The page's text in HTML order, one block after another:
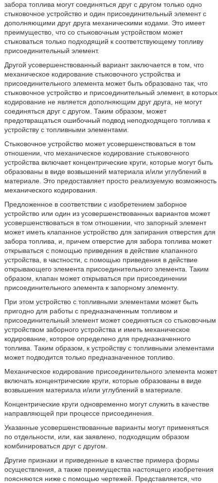
забора топлива могут соединяться друг с другом только одно
стыковочное устройство и один присоединительный элемент с
дополняющими друг друга механическими кодами. Это имеет
преимущество, что со стыковочным устройством может
стыковаться только подходящий к соответствующему топливу
присоединительный элемент.
Другой усовершенствованный вариант заключается в том, что
механическое кодирование стыковочного устройства и
присоединительного элемента может быть образовано так, что
стыковочное устройство и присоединительный элемент, в которых
кодирование не является дополняющим друг друга, не могут
соединяться друг с другом. Таким образом, может
предотвращаться ошибочный подвод неподходящего топлива к
устройству с топливными элементами.
Стыковочное устройство может усовершенствоваться в том
отношении, что механическое кодирование стыковочного
устройства включает концентрические круги, которые могут быть
образованы в виде возвышений материала и/или углублений в
материале. Это предоставляет просто реализуемую возможность
механического кодирования.
Предложенное в соответствии с изобретением заборное
устройство или один из усовершенствованных вариантов может
усовершенствоваться в том отношении, что запорный элемент
может иметь клапанное устройство для запирания отверстия для
забора топлива, и, причем отверстие для забора топлива может
открываться с помощью приведения в действие клапанного
устройства, в частности, с помощью приведения в действие
открывающего элемента присоединительного элемента. Таким
образом, клапан может открываться при присоединении
присоединительного элемента к запорному элементу.
При этом устройство с топливными элементами может быть
пригодно для работы с предназначенным топливом и
присоединительный элемент может соединяться со стыковочным
устройством заборного устройства и иметь механическое
кодирование, которое определено для предназначенного
топлива. Таким образом, к устройству с топливными элементами
может подводится только предназначенное топливо.
Механическое кодирование присоединительного элемента может
включать концентрические круги, которые образованы в виде
возвышения материала и/или углублений в материале.
Концентрические круги одновременно могут служить в качестве
направляющей при процессе присоединения.
Указанные усовершенствованные варианты могут применяться
по отдельности, или, как заявлено, подходящим образом
комбинироваться друг с другом.
Другие признаки и приведенные в качестве примера формы
осуществления, а также преимущества настоящего изобретения
поясняются ниже с помощью чертежей. Представляется, что